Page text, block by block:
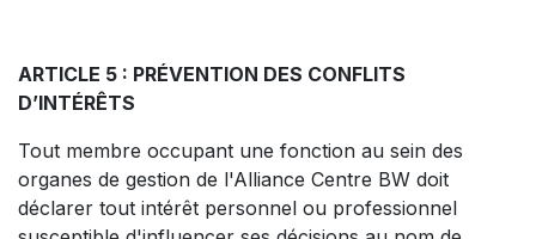
ARTICLE 5 : PRÉVENTION DES CONFLITS
D’INTÉRÊTS
Tout membre occupant une fonction au sein des
organes de gestion de l'Alliance Centre BW doit
déclarer tout intérêt personnel ou professionnel